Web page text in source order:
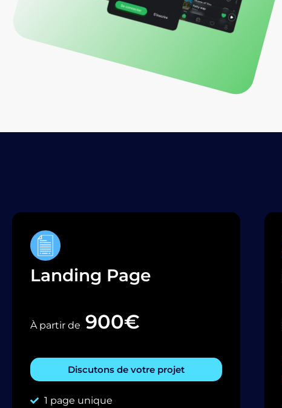
Landing Page
À partir de 900€
Discutons de votre projet
1 page unique